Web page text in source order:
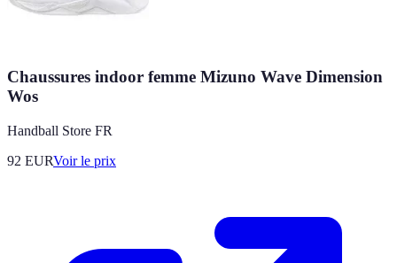
Chaussures indoor femme Mizuno Wave Dimension
Wos
Handball Store FR
92 EURVoir le prix